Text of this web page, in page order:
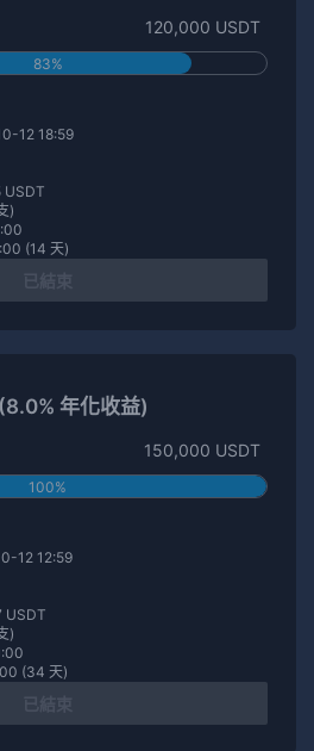
120,000 USDT
83%
12 18:59
USDT
)
(14 天)
年化收益)
150,000 USDT
100%
12 12:59
USDT
)
(34 天)